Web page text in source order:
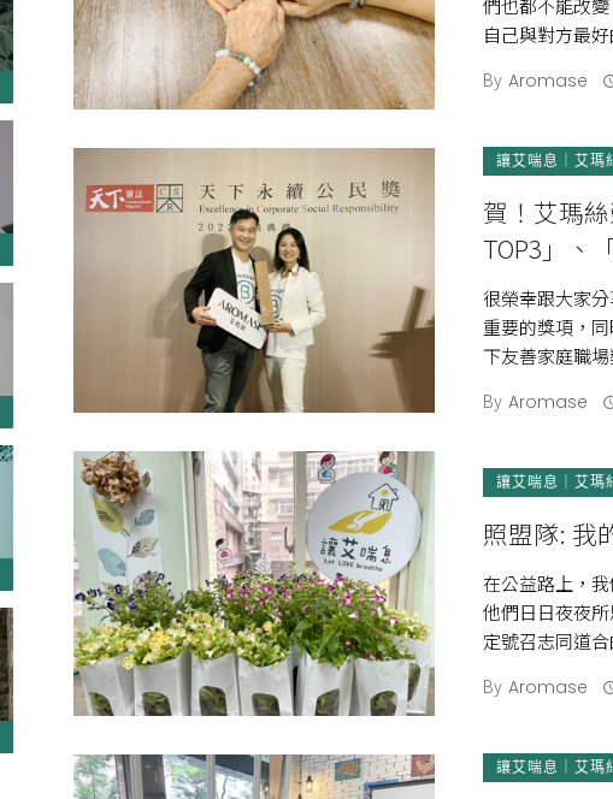
們也都不能改
自己與對方最
By Aromase
讓艾喘息｜艾瑪
賀！艾瑪
TOP3」、
人才永續
很榮幸跟大家
重要的獎項，
下友善家庭職
By Aromase
讓艾喘息｜艾瑪
照盟隊: 我
在公益路上，
他們日日夜夜
定號召志同道
By Aromase
讓艾喘息｜艾瑪